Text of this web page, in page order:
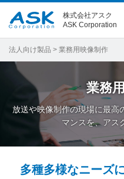
株式会社アスク
ASK Corporation
法人向け製品 > 業務用映像制作
業務
放送や映像制作の現場に最高
マンスを、アス
多種多様なニーズ